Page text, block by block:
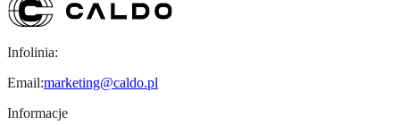
Infolinia:
Email:marketing@caldo.pl
Informacje